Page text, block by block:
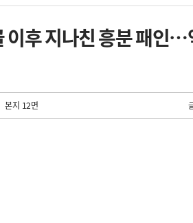
이후 지나친 흥분 패인…
본지 12면